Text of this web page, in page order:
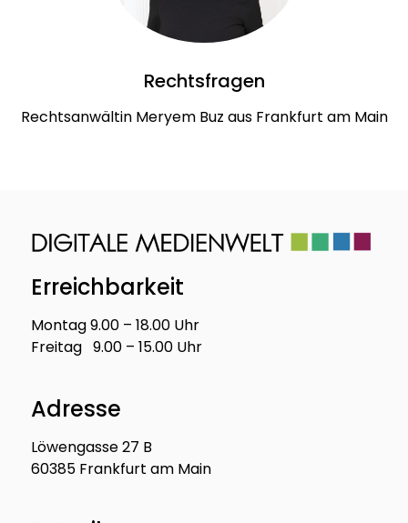
Rechtsfragen
Rechtsanwältin Meryem Buz aus Frankfurt am Main
Erreichbarkeit
Montag 9.00 – 18.00 Uhr
Freitag 9.00 – 15.00 Uhr
Adresse
Löwengasse 27 B
60385 Frankfurt am Main